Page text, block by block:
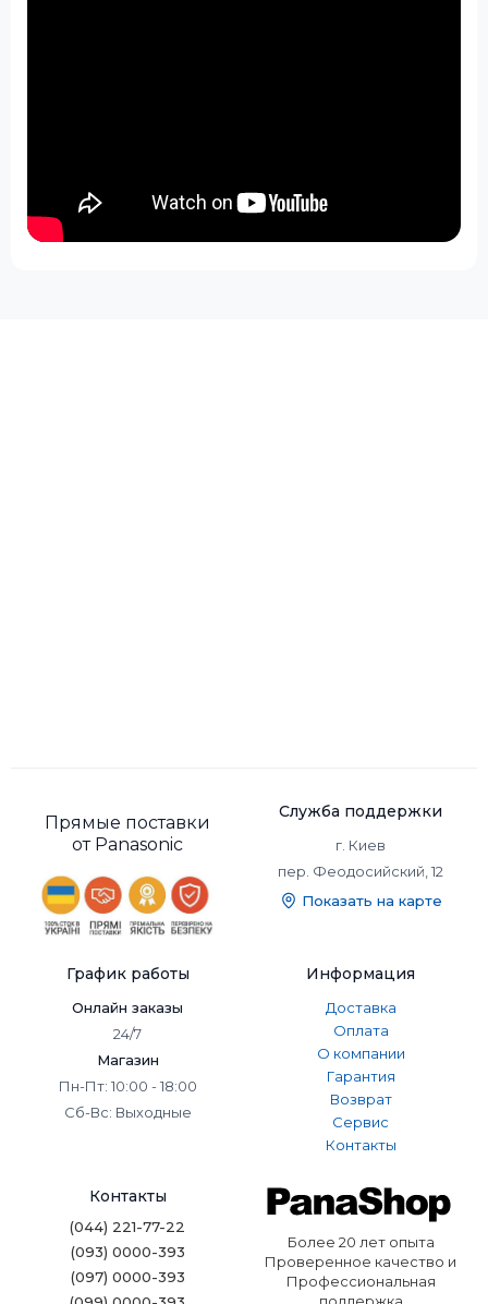
Прямые поставки
от Panasonic
Служба поддержки
г. Киев
пер. Феодосийский, 12
Показать на карте
График работы
Онлайн заказы
24/7
Магазин
Пн-Пт: 10:00 - 18:00
Сб-Вс: Выходные
Информация
Доставка
Оплата
О компании
Гарантия
Возврат
Сервис
Контакты
Контакты
(044) 221-77-22
(093) 0000-393
(097) 0000-393
Более 20 лет опыта
Проверенное качество и
Профессиональная
поддержка